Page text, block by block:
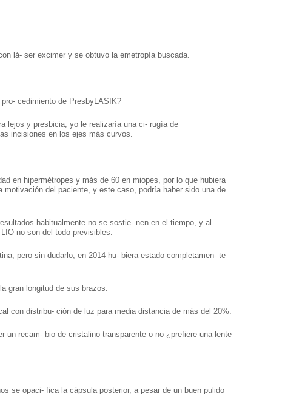
lá- ser excimer y se obtuvo la emetropía buscada.
cedimiento de PresbyLASIK?
lejos y presbicia, yo le realizaría una ci- rugía de
incisiones en los ejes más curvos.
en hipermétropes y más de 60 en miopes, por lo que hubiera
del paciente, y este caso, podría haber sido una de
habitualmente no se sostie- nen en el tiempo, y al
no son del todo previsibles.
pero sin dudarlo, en 2014 hu- biera estado completamen- te
gran longitud de sus brazos.
con distribu- ción de luz para media distancia de más del 20%.
recam- bio de cristalino transparente o no ¿prefiere una lente
se opaci- fica la cápsula posterior, a pesar de un buen pulido